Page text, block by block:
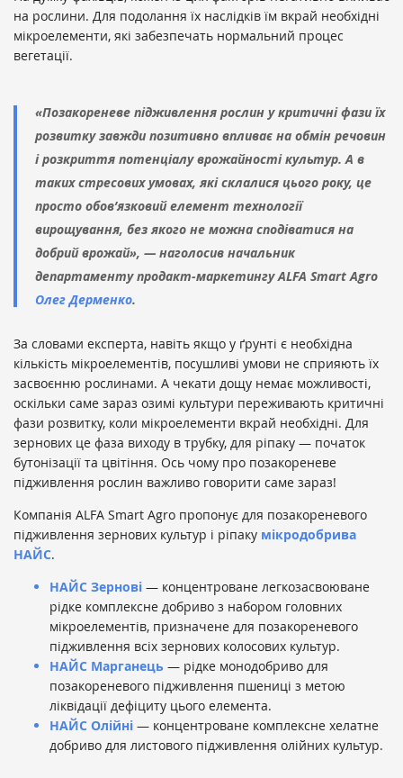
на рослини. Для подолання їх наслідків їм вкрай необхідні
мікроелементи, які забезпечать нормальний процес
вегетації.
«Позакореневе підживлення рослин у критичні фази їх
розвитку завжди позитивно впливає на обмін речовин
і розкриття потенціалу врожайності культур. А в
таких стресових умовах, які склалися цього року, це
просто обов’язковий елемент технології
вирощування, без якого не можна сподіватися на
добрий врожай», — наголосив начальник
департаменту продакт-маркетингу ALFA Smart Agro
Олег Дерменко.
За словами експерта, навіть якщо у ґрунті є необхідна
кількість мікроелементів, посушливі умови не сприяють їх
засвоєнню рослинами. А чекати дощу немає можливості,
оскільки саме зараз озимі культури переживають критичні
фази розвитку, коли мікроелементи вкрай необхідні. Для
зернових це фаза виходу в трубку, для ріпаку — початок
бутонізації та цвітіння. Ось чому про позакореневе
підживлення рослин важливо говорити саме зараз!
Компанія ALFA Smart Agro пропонує для позакореневого
підживлення зернових культур і ріпаку мікродобрива
НАЙС.
НАЙС Зернові — концентроване легкозасвоюване
рідке комплексне добриво з набором головних
мікроелементів, призначене для позакореневого
підживлення всіх зернових колосових культур.
НАЙС Марганець — рідке монодобриво для
позакореневого підживлення пшениці з метою
ліквідації дефіциту цього елемента.
НАЙС Олійні — концентроване комплексне хелатне
добриво для листового підживлення олійних культур.